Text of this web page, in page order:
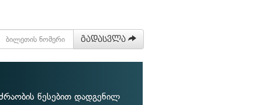
გადასვლა
წესებით დადგენილ